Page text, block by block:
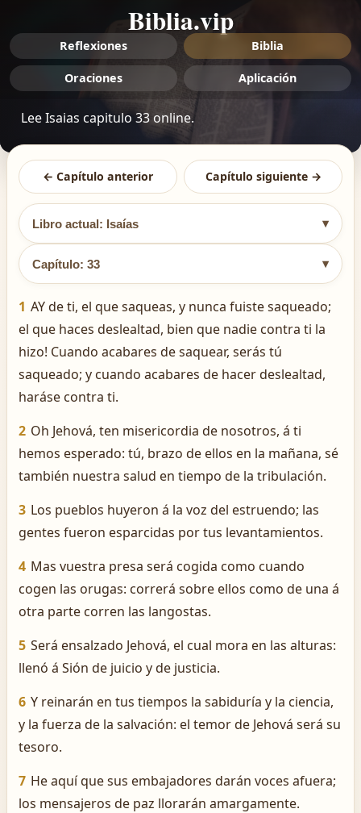
Biblia.vip
Reflexiones Biblia
Oraciones Aplicación
Lee Isaias capitulo 33 online.
← Capítulo anterior Capítulo siguiente →
Libro actual: Isaías ▾
Capítulo: 33 ▾
1 AY de ti, el que saqueas, y nunca fuiste saqueado;
el que haces deslealtad, bien que nadie contra ti la
hizo! Cuando acabares de saquear, serás tú
saqueado; y cuando acabares de hacer deslealtad,
haráse contra ti.
2 Oh Jehová, ten misericordia de nosotros, á ti
hemos esperado: tú, brazo de ellos en la mañana, sé
también nuestra salud en tiempo de la tribulación.
3 Los pueblos huyeron á la voz del estruendo; las
gentes fueron esparcidas por tus levantamientos.
4 Mas vuestra presa será cogida como cuando
cogen las orugas: correrá sobre ellos como de una á
otra parte corren las langostas.
5 Será ensalzado Jehová, el cual mora en las alturas:
llenó á Sión de juicio y de justicia.
6 Y reinarán en tus tiempos la sabiduría y la ciencia,
y la fuerza de la salvación: el temor de Jehová será su
tesoro.
7 He aquí que sus embajadores darán voces afuera;
los mensajeros de paz llorarán amargamente.